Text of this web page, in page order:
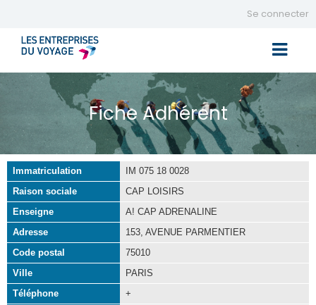
Se connecter
Fiche Adhérent
Immatriculation
IM 075 18 0028
Raison sociale
CAP LOISIRS
Enseigne
A! CAP ADRENALINE
Adresse
153, AVENUE PARMENTIER
Code postal
75010
Ville
PARIS
Téléphone
+